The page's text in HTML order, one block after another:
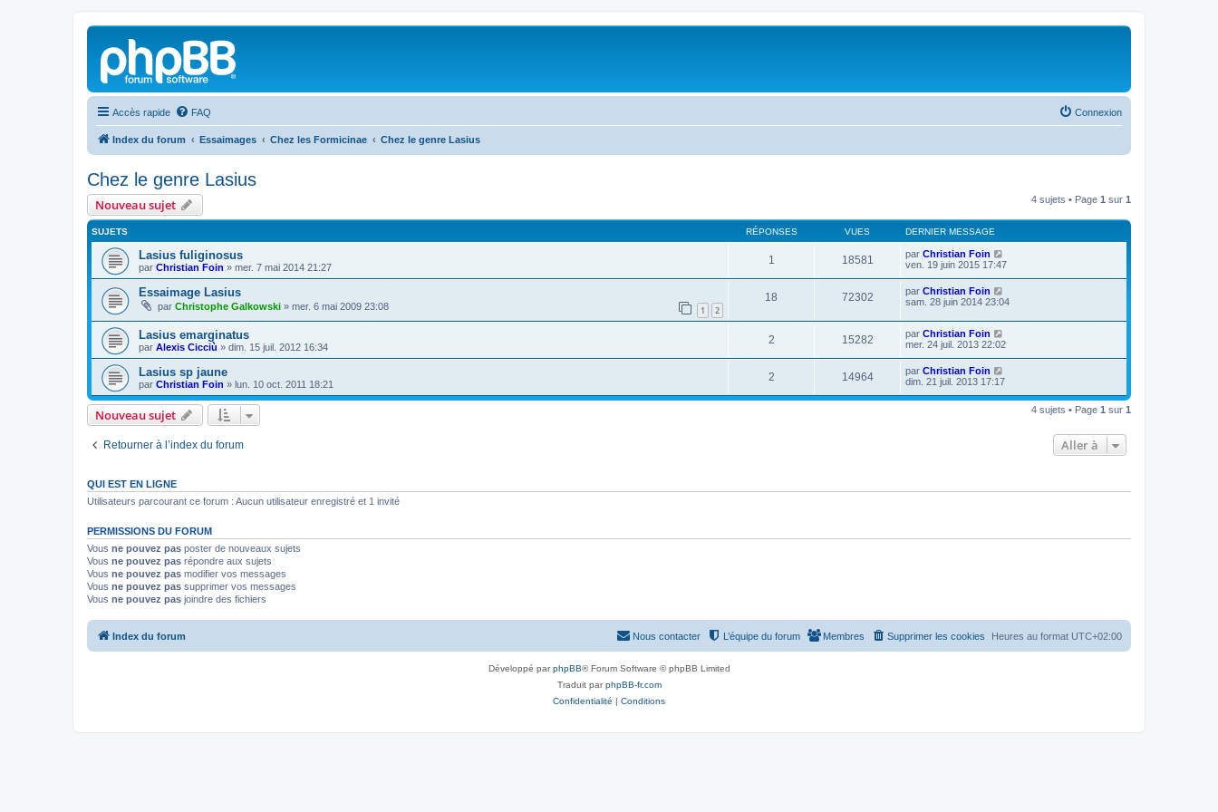
Accès rapide FAQ Connexion
Index du forum Essaimages Chez les Formicinae Chez le genre Lasius
Chez le genre Lasius
Nouveau sujet 4 sujets • Page 1 sur 1
SUJETS RÉPONSES VUES DERNIER MESSAGE
Lasius fuliginosus
par Christian Foin » mer. 7 mai 2014 21:27
1 18581 par Christian Foin
ven. 19 juin 2015 17:47
Essaimage Lasius
par Christophe Galkowski » mer. 6 mai 2009 23:08 1 2
18 72302 par Christian Foin
sam. 28 juin 2014 23:04
Lasius emarginatus
par Alexis Cicciù » dim. 15 juil. 2012 16:34
2 15282 par Christian Foin
mer. 24 juil. 2013 22:02
Lasius sp jaune
par Christian Foin » lun. 10 oct. 2011 18:21
2 14964 par Christian Foin
dim. 21 juil. 2013 17:17
Nouveau sujet 4 sujets • Page 1 sur 1
Retourner à l’index du forum Aller à
QUI EST EN LIGNE
Utilisateurs parcourant ce forum : Aucun utilisateur enregistré et 1 invité
PERMISSIONS DU FORUM
Vous ne pouvez pas poster de nouveaux sujets
Vous ne pouvez pas répondre aux sujets
Vous ne pouvez pas modifier vos messages
Vous ne pouvez pas supprimer vos messages
Vous ne pouvez pas joindre des fichiers
Index du forum Heures au format UTC+02:00
Supprimer les cookies
Membres
L’équipe du forum
Nous contacter
Développé parphpBB® Forum Software © phpBB Limited
Traduit parphpBB-fr.com
Confidentialité | Conditions